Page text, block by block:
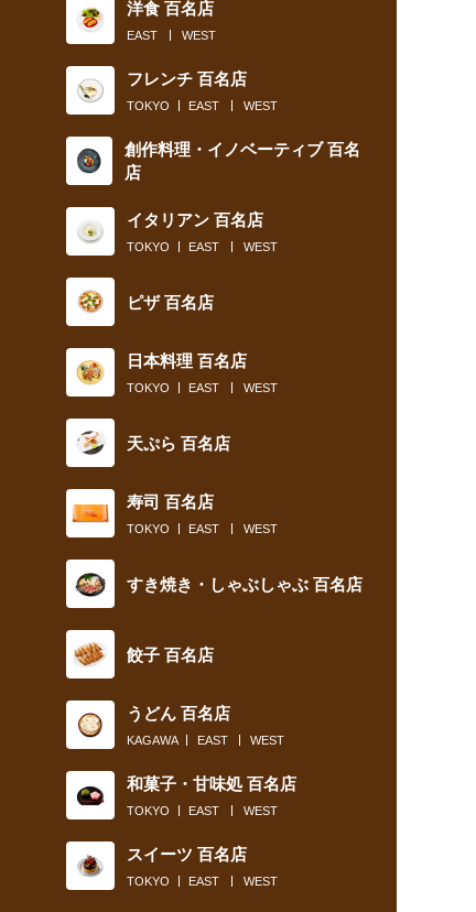
洋食 百名店
EAST WEST
フレンチ 百名店
TOKYO EAST WEST
創作料理・イノベーティブ 百名
店
イタリアン 百名店
TOKYO EAST WEST
ピザ 百名店
日本料理 百名店
TOKYO EAST WEST
天ぷら 百名店
寿司 百名店
TOKYO EAST WEST
すき焼き・しゃぶしゃぶ 百名店
餃子 百名店
うどん 百名店
KAGAWA EAST WEST
和菓子・甘味処 百名店
TOKYO EAST WEST
スイーツ 百名店
TOKYO EAST WEST